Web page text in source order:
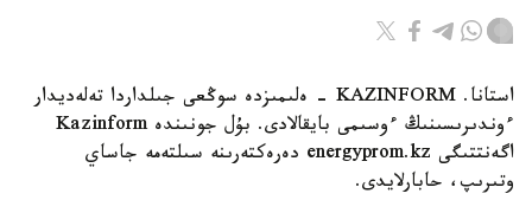
استانا. KAZINFORM - ەلىمىزدە سوڭعى جىلداردا تەلەديدار
ءوندىرىسىنىڭ ءوسىمى بايقالادى. بۇل جونىندە Kazinform
اگەنتتىگى energyprom.kz دەرەكتەرىنە سىلتەمە جاساي
وتىرىپ، حابارلايدى.